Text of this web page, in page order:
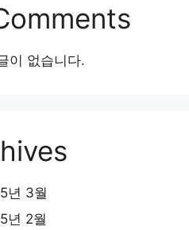
이 없습니다.
년 3월
년 2월